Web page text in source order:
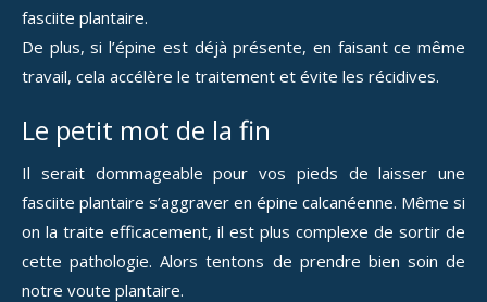
fasciite plantaire.
De plus, si l’épine est déjà présente, en faisant ce même
travail, cela accélère le traitement et évite les récidives.
Le petit mot de la fin
Il serait dommageable pour vos pieds de laisser une
fasciite plantaire s’aggraver en épine calcanéenne. Même si
on la traite efficacement, il est plus complexe de sortir de
cette pathologie. Alors tentons de prendre bien soin de
notre voute plantaire.